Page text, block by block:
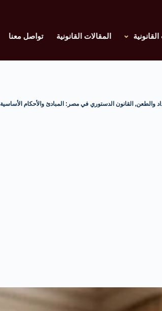
المقالات القانونية تواصل معنا
والطعن, القانون الدستوري في مصر: المبادئ والأحكام الأساسية